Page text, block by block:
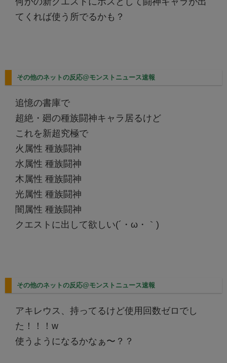
てくれば使う所でるかも？
その他のネットの反応@モンストニュース速報
追憶の書庫で
超絶・廻の種族闘神キャラ居るけど
これを新超究極で
火属性 種族闘神
水属性 種族闘神
木属性 種族闘神
光属性 種族闘神
闇属性 種族闘神
クエストに出して欲しい(´・ω・｀)
その他のネットの反応@モンストニュース速報
アキレウス、持ってるけど使用回数ゼロでし
た！！！w
使うようになるかなぁ〜？？